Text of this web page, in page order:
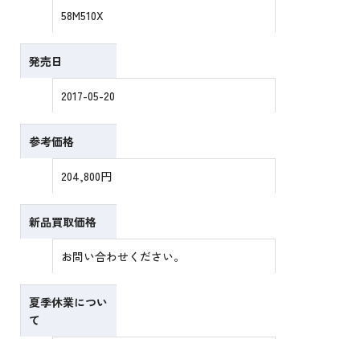
58M510X
発売日
2017-05-20
参考価格
204,800円
新品買取価格
お問い合わせください。
夏季休業につい
て